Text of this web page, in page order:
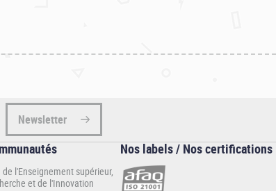
Newsletter
l'Enseignement supérieur,
et de l'Innovation
Nos labels / Nos certifications